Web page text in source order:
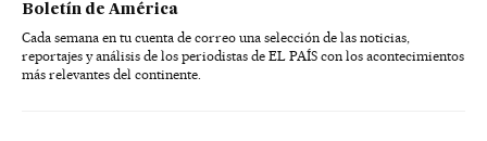
Boletín de América
Cada semana en tu cuenta de correo una selección de las noticias,
reportajes y análisis de los periodistas de EL PAÍS con los acontecimientos
más relevantes del continente.